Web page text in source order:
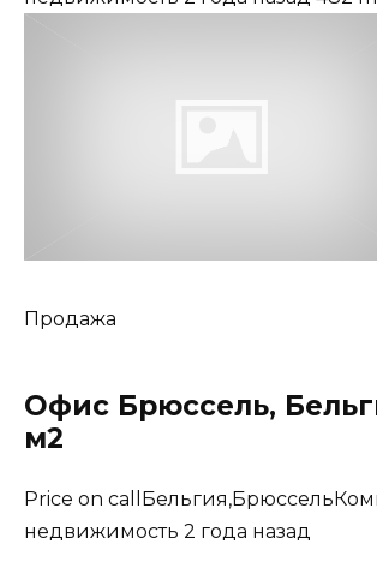
Продажа
Офис Брюссель,
м2
Price on
недвижимость 2 года назад